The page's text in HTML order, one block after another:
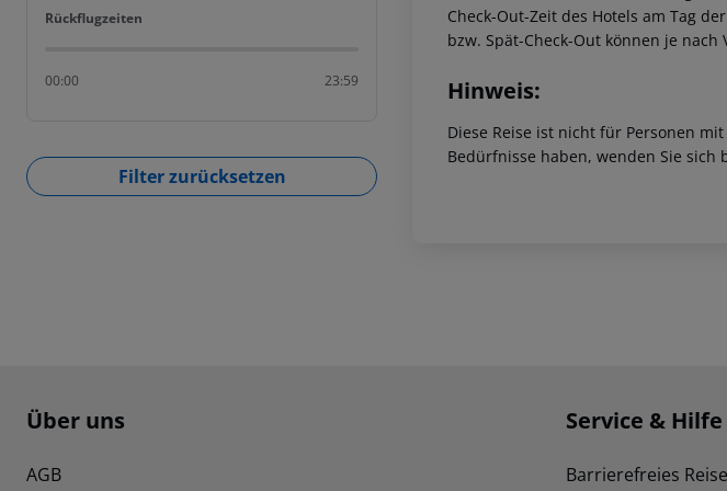
Rückflugzeiten
Rückflugzeiten
00:00 23:59
Filter zurücksetzen
Check-Out-Zeit des Hotels am Tag
bzw. Spät-Check-Out können je
Hinweis:
Diese Reise ist nicht für Personen
Bedürfnisse haben, wenden Sie sich
Footer navigation
Über uns
AGB
Service & Hilfe
Barrierefreies